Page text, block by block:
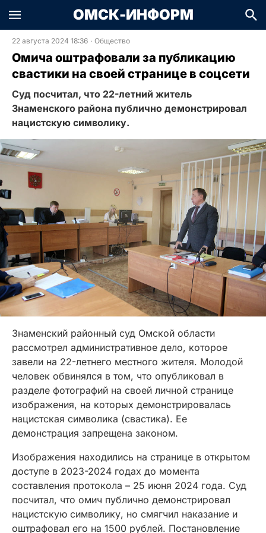
ОМСК-ИНФОРМ
22 августа 2024 18:36 · Общество
Омича оштрафовали за публикацию
свастики на своей странице в соцсети
Суд посчитал, что 22-летний житель
Знаменского района публично демонстрировал
нацистскую символику.
Знаменский районный суд Омской области
рассмотрел административное дело, которое
завели на 22-летнего местного жителя. Молодой
человек обвинялся в том, что опубликовал в
разделе фотографий на своей личной странице
изображения, на которых демонстрировалась
нацистская символика (свастика). Ее
демонстрация запрещена законом.
Изображения находились на странице в открытом
доступе в 2023-2024 годах до момента
составления протокола – 25 июня 2024 года. Суд
посчитал, что омич публично демонстрировал
нацистскую символику, но смягчил наказание и
оштрафовал его на 1500 рублей. Постановление